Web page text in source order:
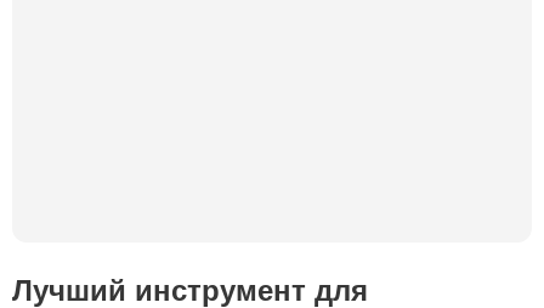
Лучший инструмент для